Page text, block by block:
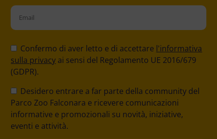
leave
this
field
Confermo di aver letto e di accettare l'informativa
sulla privacy ai sensi del Regolamento UE 2016/679
(GDPR).
Desidero entrare a far parte della community del
Parco Zoo Falconara e ricevere comunicazioni
informative e promozionali su novità, iniziative,
eventi e attività.